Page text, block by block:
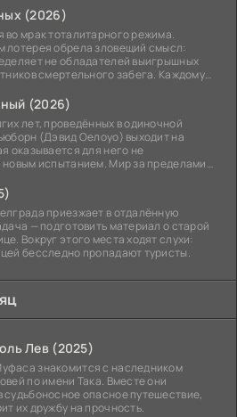
(2026)
во мрак тоталитарного режима.
лотерея обрела зловещий смысл:
не обладателей выигрышных
смертельного забега. Каждому
(2026)
лет, проведённых в одиночной
(Дэвид Оелоуо) выходит на
оказывается для него не
испытанием. Мир за пределами
приезжает в отдалённую
— подготовить материал о старой
Вокруг этого места ходят слухи:
бесследно пропадают туристы.
Лев (2025)
знакомится с наследником
по имени Така. Вместе они
судьбоносное опасное путешествие,
их дружбу на прочность.